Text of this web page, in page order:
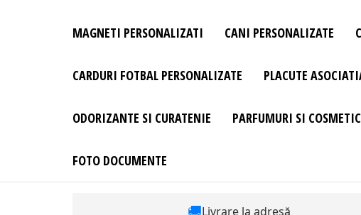
– Accesorii
MAGNETI PERSONALIZATI CANI PERSONALIZATE
CARDURI FOTBAL PERSONALIZATE PLACUTE
ODORIZANTE SI CURATENIE PARFUMURI SI
FOTO DOCUMENTE
🚚Livrare la adresă